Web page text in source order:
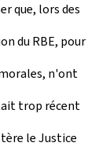
que, lors des
du RBE, pour
n'ont
trop récent
le Justice